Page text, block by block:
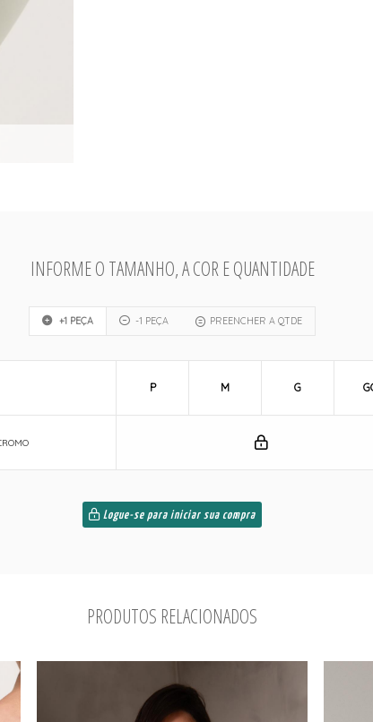
INFORME O TAMANHO, A COR E QUANTIDADE
+1 PEÇA -1 PEÇA PREENCHER A QTDE
P M G
Logue-se para iniciar sua compra
PRODUTOS RELACIONADOS